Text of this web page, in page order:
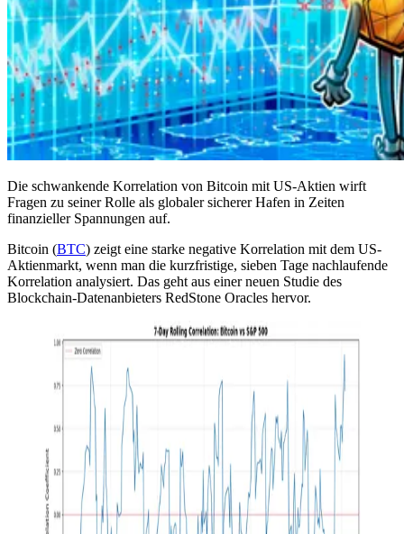
Die schwankende Korrelation von Bitcoin mit US-Aktien wirft
Fragen zu seiner Rolle als globaler sicherer Hafen in Zeiten
finanzieller Spannungen auf.
Bitcoin (BTC) zeigt eine starke negative Korrelation mit dem US-
Aktienmarkt, wenn man die kurzfristige, sieben Tage nachlaufende
Korrelation analysiert. Das geht aus einer neuen Studie des
Blockchain-Datenanbieters RedStone Oracles hervor.